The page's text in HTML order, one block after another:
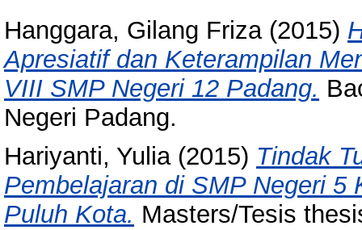
Hanggara, Gilang Friza(2015)
Apresiatif dan Keterampilan
VIII SMP Negeri 12 Padang.
Negeri Padang.
Hariyanti, Yulia(2015) Tindak
Pembelajaran di SMP Negeri 5
Puluh Kota. Masters/Tesis